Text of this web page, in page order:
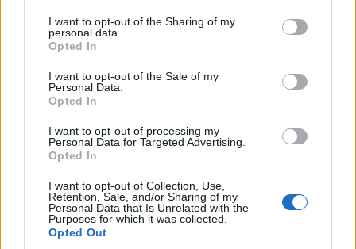
not limited to your visit or usage behaviour. You may click to
grant or deny consent to Google and its third-party tags to
use your data for below specified purposes in below Google
consent section.
I want to opt-out of the Sharing of my
personal data.
Opted In
I want to opt-out of the Sale of my
Personal Data.
Opted In
I want to opt-out of processing my
Personal Data for Targeted Advertising.
Opted In
I want to opt-out of Collection, Use,
Retention, Sale, and/or Sharing of my
Personal Data that Is Unrelated with the
Purposes for which it was collected.
Opted Out
Címkék:spam javascript obfuscated
Mit mutat a friss kiberfenyegetettségi
jelentés?